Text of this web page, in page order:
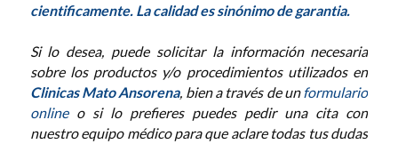
cientificamente. La calidad es sinónimo de garantia.
Si lo desea, puede solicitar la información necesaria
sobre los productos y/o procedimientos utilizados en
Clinicas Mato Ansorena, bien a través de unformulario
onlineo si lo prefieres puedes pedir una cita con
nuestro equipo médico para que aclare todas tus dudas